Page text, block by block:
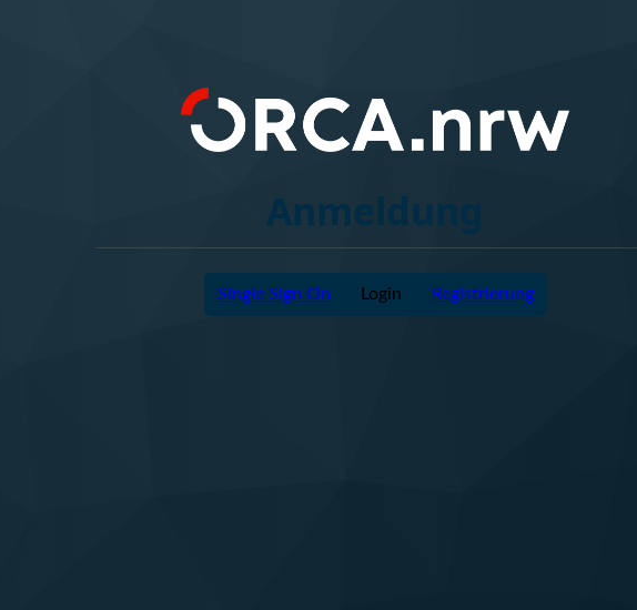
Anmeldung
Single Sign On Login Registrierung